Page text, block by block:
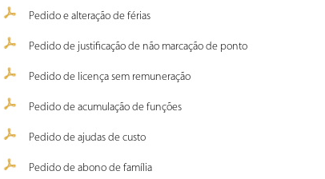
Pedido e alteração de férias
Pedido de justificação de não marcação de ponto
Pedido de licença sem remuneração
Pedido de acumulação de funções
Pedido de ajudas de custo
Pedido de abono de família